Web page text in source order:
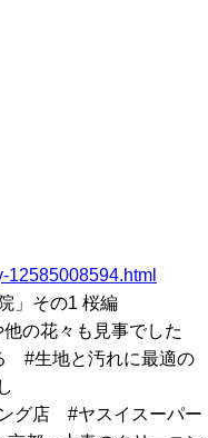
12585008594.html
」その1 桜編
の花々も見事でした
#生地と汚れに最適の
グ店 #ヤスイスーパー